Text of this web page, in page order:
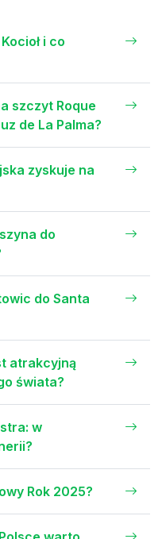
i co
szczyt Roque
de La Palma?
zyskuje na
do
do Santa
atrakcyjną
świata?
w
Rok 2025?